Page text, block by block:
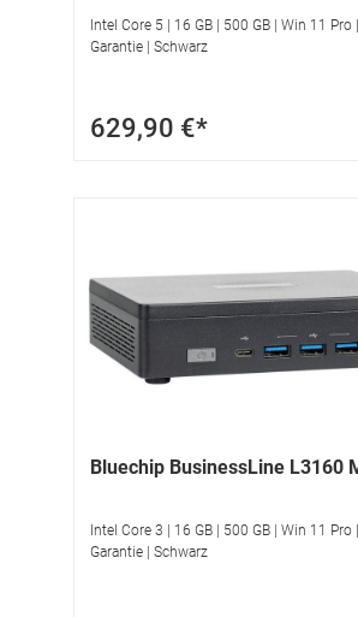
Intel Core 5 | 16 GB | 500 GB | Win 11 Pro
Garantie | Schwarz
629,90 €*
Bluechip BusinessLine L3160
Intel Core 3 | 16 GB | 500 GB | Win 11
Garantie | Schwarz